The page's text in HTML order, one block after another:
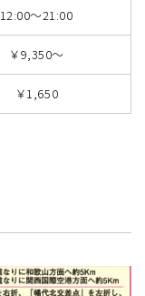
12:00～21:00
￥9,350～
￥1,650